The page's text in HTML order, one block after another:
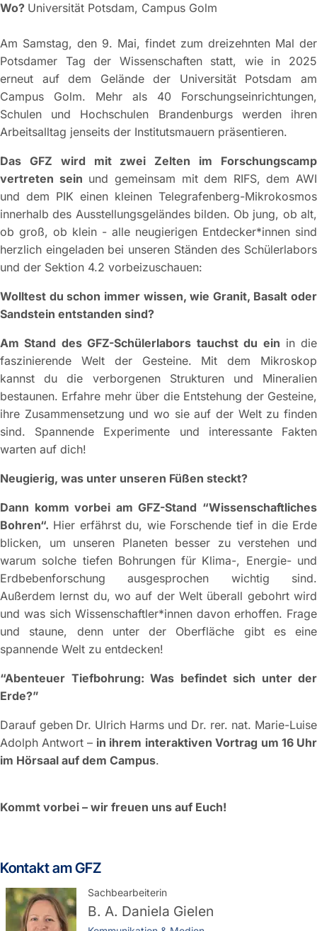
Wo? Universität Potsdam, Campus Golm
Am Samstag, den 9. Mai, findet zum dreizehnten Mal der
Potsdamer Tag der Wissenschaften statt, wie in 2025
erneut auf dem Gelände der Universität Potsdam am
Campus Golm. Mehr als 40 Forschungseinrichtungen,
Schulen und Hochschulen Brandenburgs werden ihren
Arbeitsalltag jenseits der Institutsmauern präsentieren.
Das GFZ wird mit zwei Zelten im Forschungscamp
vertreten sein und gemeinsam mit dem RIFS, dem AWI
und dem PIK einen kleinen Telegrafenberg-Mikrokosmos
innerhalb des Ausstellungsgeländes bilden. Ob jung, ob alt,
ob groß, ob klein - alle neugierigen Entdecker*innen sind
herzlich eingeladen bei unseren Ständen des Schülerlabors
und der Sektion 4.2 vorbeizuschauen:
Wolltest du schon immer wissen, wie Granit, Basalt oder
Sandstein entstanden sind?
Am Stand des GFZ-Schülerlabors tauchst du ein in die
faszinierende Welt der Gesteine. Mit dem Mikroskop
kannst du die verborgenen Strukturen und Mineralien
bestaunen. Erfahre mehr über die Entstehung der Gesteine,
ihre Zusammensetzung und wo sie auf der Welt zu finden
sind. Spannende Experimente und interessante Fakten
warten auf dich!
Neugierig, was unter unseren Füßen steckt?
Dann komm vorbei am GFZ-Stand “Wissenschaftliches
Bohren“. Hier erfährst du, wie Forschende tief in die Erde
blicken, um unseren Planeten besser zu verstehen und
warum solche tiefen Bohrungen für Klima-, Energie- und
Erdbebenforschung ausgesprochen wichtig sind.
Außerdem lernst du, wo auf der Welt überall gebohrt wird
und was sich Wissenschaftler*innen davon erhoffen. Frage
und staune, denn unter der Oberfläche gibt es eine
spannende Welt zu entdecken!
“Abenteuer Tiefbohrung: Was befindet sich unter der
Erde?”
Darauf geben Dr. Ulrich Harms und Dr. rer. nat. Marie-Luise
Adolph Antwort – in ihrem interaktiven Vortrag um 16 Uhr
im Hörsaal auf dem Campus.
Kommt vorbei – wir freuen uns auf Euch!
Kontakt am GFZ
Sachbearbeiterin
B. A. Daniela Gielen